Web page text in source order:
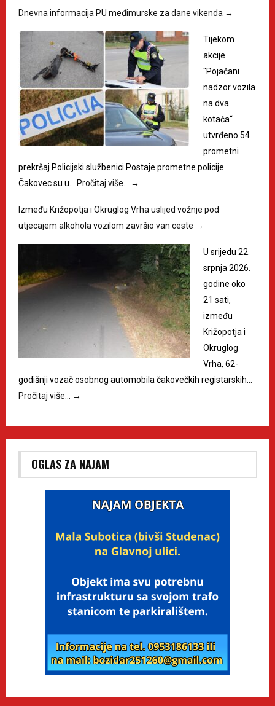
Dnevna informacija PU međimurske za dane vikenda →
Tijekom
akcije
"Pojačani
nadzor vozila
na dva
kotača“
utvrđeno 54
prometni
prekršaj Policijski službenici Postaje prometne policije
Čakovec su u…
Pročitaj više… →
Između Križopotja i Okruglog Vrha uslijed vožnje pod
utjecajem alkohola vozilom završio van ceste →
U srijedu 22.
srpnja 2026.
godine oko
21 sati,
između
Križopotja i
Okruglog
Vrha, 62-
godišnji vozač osobnog automobila čakovečkih registarskih…
Pročitaj više…
→
OGLAS ZA NAJAM